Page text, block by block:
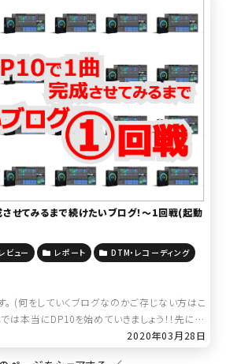
せてみるまで続けたいブログ！～1回戦(起動
ビュー レポート DTM・レコーディング
。 (何をしていくブログなのかご存じない方はこ
は本当にDP10を始めていきましょう！！先に言
ろ悪いところ、私個人の感想が出てきますので
2020年03月28日